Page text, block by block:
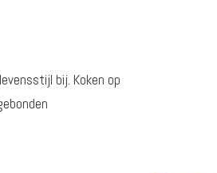
bij. Koken op